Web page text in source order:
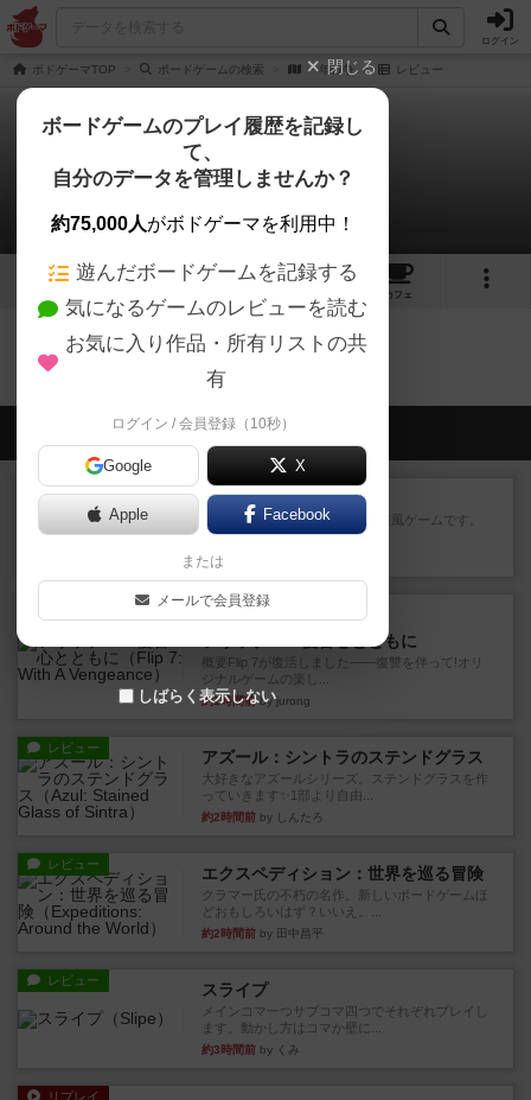
ログイン
ボドゲーマTOP ボードゲームの検索 一年戦争 レビュー
一年戦争
0件のレビュー
カフェ
一年戦争のトップに戻る
会員の新しい投稿
レビュー ジンラミー
トランプで遊べる2人対戦の麻雀風ゲームです。
10枚の手札で、同じスーツ...
約1時間前
ルール/インスト
フリップ７：復讐心とともに
概要Flip 7が復活しました――復讐を伴って!オリ
ジナルゲームの楽し...
約1時間前by jurong
レビュー アズール：シントラのステンドグラス
大好きなアズールシリーズ。ステンドグラスを作
っていきます✨1部より自由...
約2時間前 by しんたろ
レビュー エクスペディション：世界を巡る冒険
クラマー氏の不朽の名作。新しいボードゲームほ
どおもしろいはず？いいえ。...
約2時間前 by 田中昌平
レビュー スライプ
メインコマ一つサブコマ四つでそれぞれプレイし
ます。動かし方はコマか壁に...
約3時間前 by くみ
リプレイ
閉じる
ボードゲームのプレイ履歴を記録し
て、
自分のデータを管理しませんか？
約75,000人がボドゲーマを利用中！
遊んだボードゲームを記録する
気になるゲームのレビューを読む
お気に入り作品・所有リストの共
有
ログイン / 会員登録（10秒）
Google X
Apple Facebook
または
メールで会員登録
しばらく表示しない